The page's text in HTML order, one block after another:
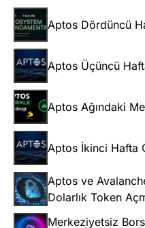
Aptos Dördüncü
Aptos Üçüncü
Aptos Ağındaki
Aptos İkinci Hafta
Aptos ve
Dolarlık Token
Merkeziyetsiz